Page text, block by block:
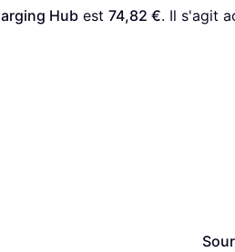
Hub est 74,82 €. Il s'agit